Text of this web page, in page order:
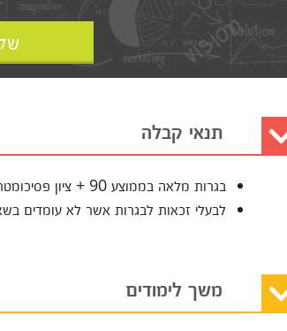
תנאי קבלה
בגרות מלאה בממוצע 90 + ציון פסיכומטרי של 600.
לבעלי זכאות לבגרות אשר לא עומדים
משך לימודים